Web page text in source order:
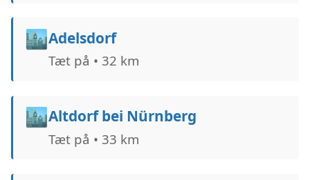
🏙️Adelsdorf
Tæt på • 32 km
🏙️Altdorf bei Nürnberg
Tæt på • 33 km